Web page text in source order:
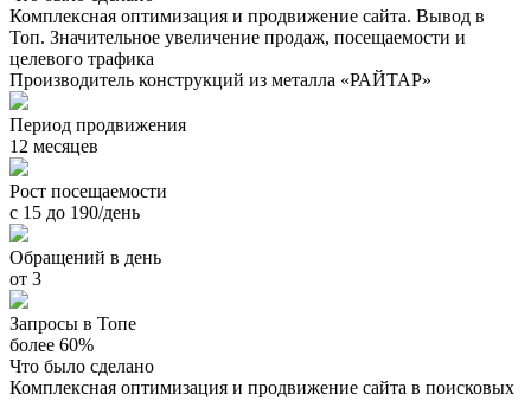
Комплексная оптимизация и продвижение сайта. Вывод в
Топ. Значительное увеличение продаж, посещаемости и
целевого трафика
Производитель конструкций из металла «РАЙТАР»
Период продвижения
12 месяцев
Рост посещаемости
с 15 до 190/день
Обращений в день
от 3
Запросы в Топе
более 60%
Что было сделано
Комплексная оптимизация и продвижение сайта в поисковых